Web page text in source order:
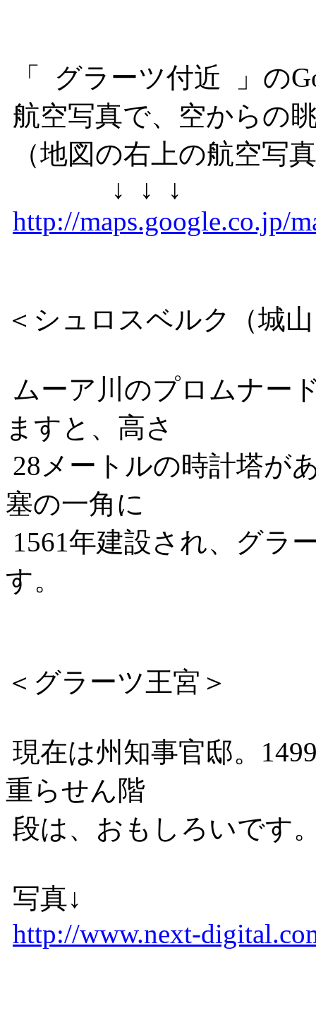
「 グラーツ付近 」の
航空写真で、空からの
（地図の右上の航空写
↓ ↓ ↓
http://maps.google.co.jp/
＜シュロスベルク（城
ムーア川のプロムナー
ますと、高さ
28メートルの時計塔が
塞の一角に
1561年建設され、グラ
す。
＜グラーツ王宮＞
現在は州知事官邸。
重らせん階
段は、おもしろいです
写真↓
http://www.next-